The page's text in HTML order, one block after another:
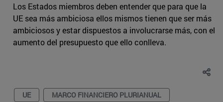
Los Estados miembros deben entender que para que la
UE sea más ambiciosa ellos mismos tienen que ser más
ambiciosos y estar dispuestos a involucrarse más, con el
aumento del presupuesto que ello conlleva.
UE
MARCO FINANCIERO PLURIANUAL